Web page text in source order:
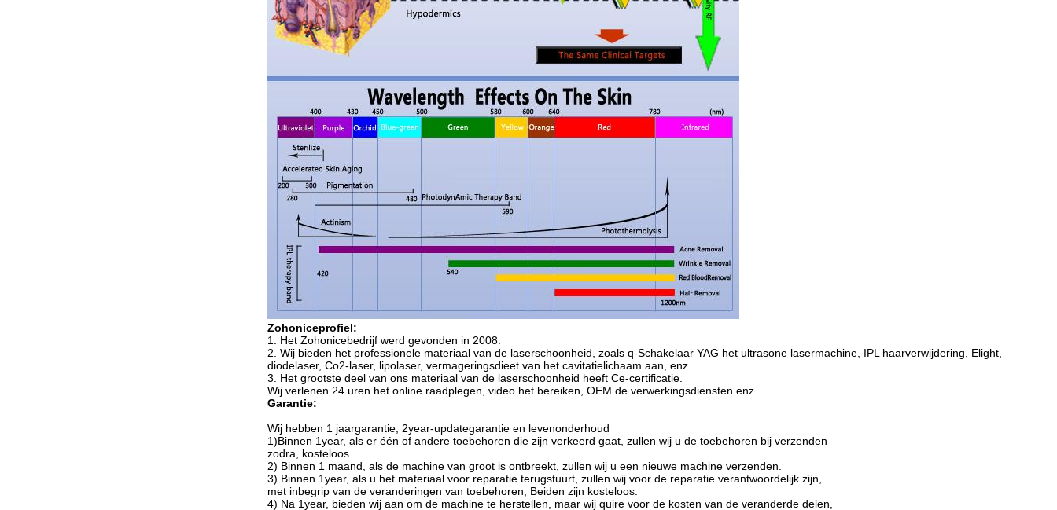
Zohoniceprofiel:
1. Het Zohonicebedrijf werd gevonden in 2008.
2. Wij bieden het professionele materiaal van de laserschoonheid, zoals q-Schakelaar YAG het ultrasone lasermachine, IPL haarverwijdering, Elight,
diodelaser, Co2-laser, lipolaser, vermageringsdieet van het cavitatielichaam aan, enz.
3. Het grootste deel van ons materiaal van de laserschoonheid heeft Ce-certificatie.
Wij verlenen 24 uren het online raadplegen, video het bereiken, OEM de verwerkingsdiensten enz.
Garantie:
Wij hebben 1 jaargarantie, 2year-updategarantie en levenonderhoud
1)Binnen 1year, als er één of andere toebehoren die zijn verkeerd gaat, zullen wij u de toebehoren bij verzenden
zodra,
kosteloos.
2) Binnen 1 maand, als de machine van groot is ontbreekt, zullen wij u een nieuwe machine verzenden.
3) Binnen 1year, als u het materiaal voor reparatie terugstuurt, zullen wij voor de reparatie verantwoordelijk zijn,
met inbegrip van de veranderingen van toebehoren; Beiden zijn kosteloos.
4) Na 1year, bieden wij aan om de machine te herstellen, maar wij quire voor de kosten van de veranderde delen,